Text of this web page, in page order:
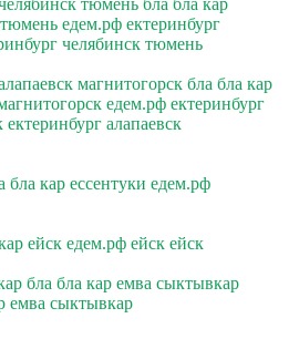
тюмень бла бла кар
едем.рф ектеринбург
челябинск тюмень
магнитогорск бла бла кар
едем.рф ектеринбург
алапаевск
бла кар ессентуки едем.рф
ейск едем.рф ейск ейск
бла бла кар емва сыктывкар
емва сыктывкар